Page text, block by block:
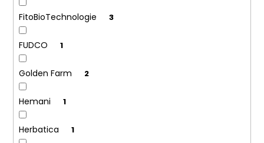
FitoBioTechnologie 3
FUDCO 1
Golden Farm 2
Hemani 1
Herbatica 1
m